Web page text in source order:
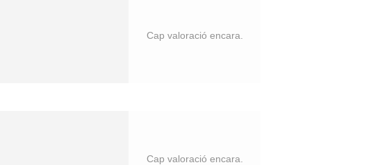
Cap valoració encara.
Cap valoració encara.